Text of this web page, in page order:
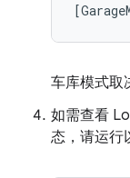
[
车库模式取
如需查看
态，请运行